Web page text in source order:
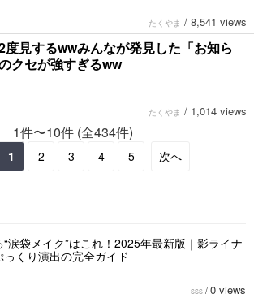
たくやま / 8,541 views
度見するwwみんなが発見した「お知ら
クセが強すぎるww
たくやま / 1,014 views
1件〜10件 (全434件)
1 2 3 4 5 次へ
“涙袋メイク”はこれ！2025年最新版｜影ライナ
っくり演出の完全ガイド
sss / 0 views